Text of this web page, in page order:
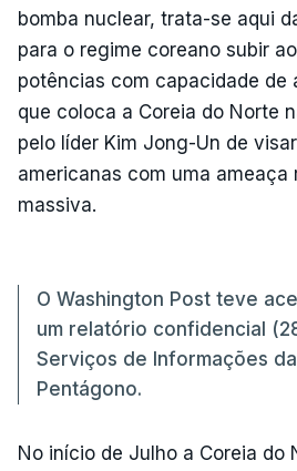
bomba nuclear, trata-se aqui
para o regime coreano subir
potências com capacidade de
que coloca a Coreia do Norte
pelo líder Kim Jong-Un de
americanas com uma ameaça
massiva.
O Washington Post teve
um relatório confidencial
Serviços de Informações
Pentágono.
No início de Julho a Coreia do